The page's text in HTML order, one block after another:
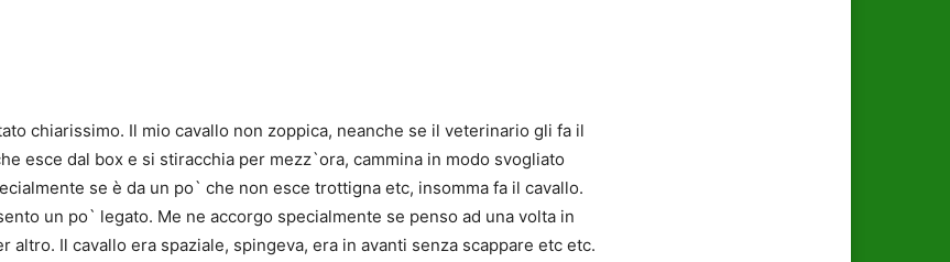
chiarissimo. Il mio cavallo non zoppica, neanche se il veterinario gli fa il
esce dal box e si stiracchia per mezz`ora, cammina in modo svogliato
se è da un po` che non esce trottigna etc, insomma fa il cavallo.
un po` legato. Me ne accorgo specialmente se penso ad una volta in
Il cavallo era spaziale, spingeva, era in avanti senza scappare etc etc.